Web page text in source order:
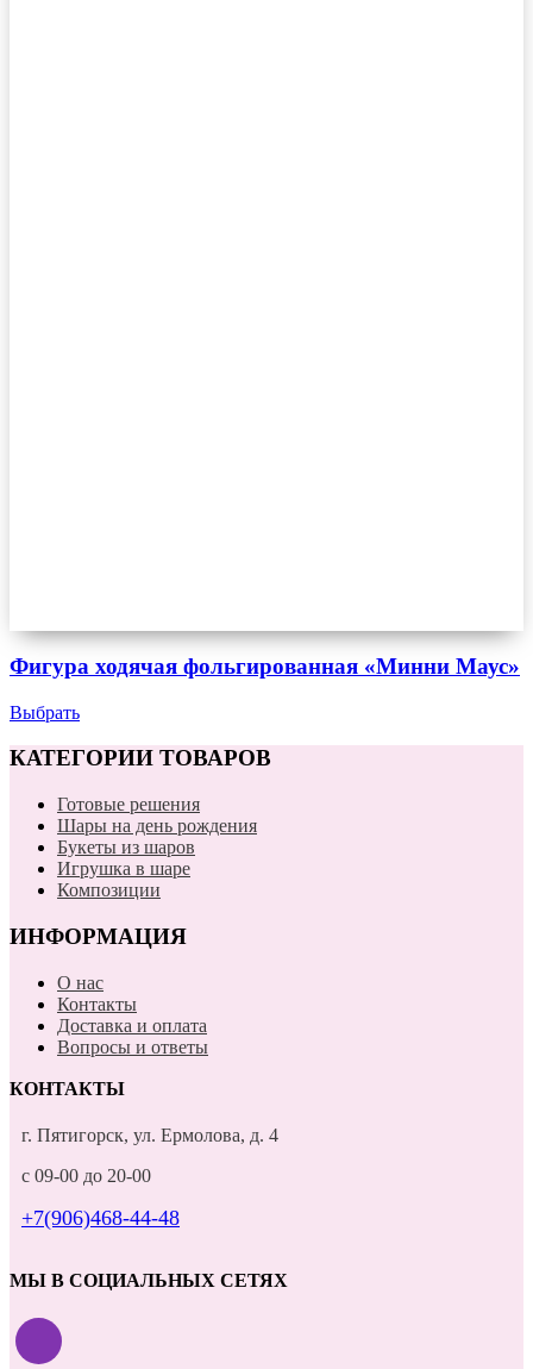
Фигура ходячая фольгированная «Минни Маус»
Выбрать
КАТЕГОРИИ ТОВАРОВ
Готовые решения
Шары на день рождения
Букеты из шаров
Игрушка в шаре
Композиции
ИНФОРМАЦИЯ
О нас
Контакты
Доставка и оплата
Вопросы и ответы
КОНТАКТЫ
г. Пятигорск, ул. Ермолова, д. 4
с 09-00 до 20-00
+7(906)468-44-48
МЫ В СОЦИАЛЬНЫХ СЕТЯХ